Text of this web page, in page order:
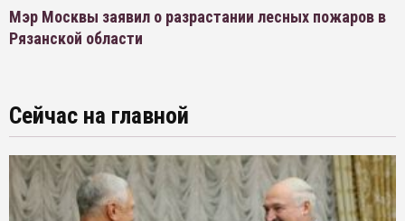
Мэр Москвы заявил о разрастании лесных пожаров в
Рязанской области
Сейчас на главной